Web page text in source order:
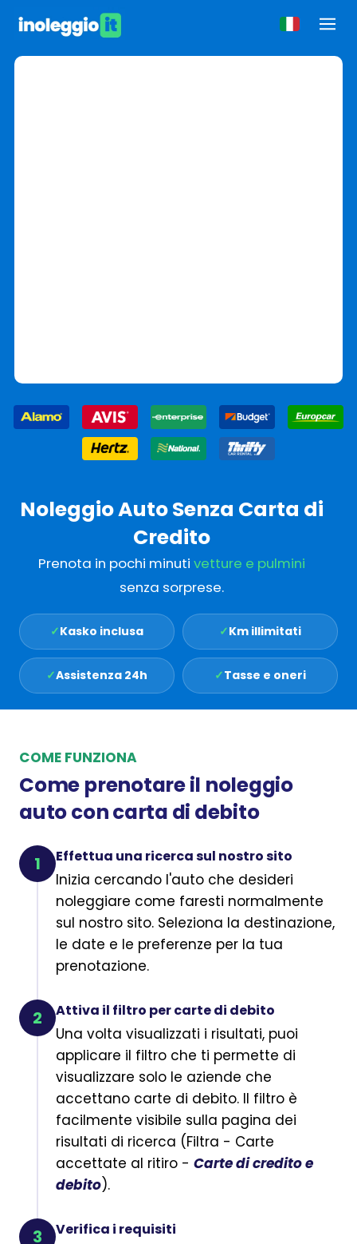
Noleggio Auto Senza Carta di
Credito
Prenota in pochi minuti vetture e pulmini
senza sorprese.
✓Kasko inclusa ✓Km illimitati
✓Assistenza 24h ✓Tasse e oneri
COME FUNZIONA
Come prenotare il noleggio
auto con carta di debito
1 Effettua una ricerca sul nostro sito
Inizia cercando l'auto che desideri
noleggiare come faresti normalmente
sul nostro sito. Seleziona la destinazione,
le date e le preferenze per la tua
prenotazione.
2 Attiva il filtro per carte di debito
Una volta visualizzati i risultati, puoi
applicare il filtro che ti permette di
visualizzare solo le aziende che
accettano carte di debito. Il filtro è
facilmente visibile sulla pagina dei
risultati di ricerca (Filtra - Carte
accettate al ritiro -Carte di credito e
debito).
3 Verifica i requisiti